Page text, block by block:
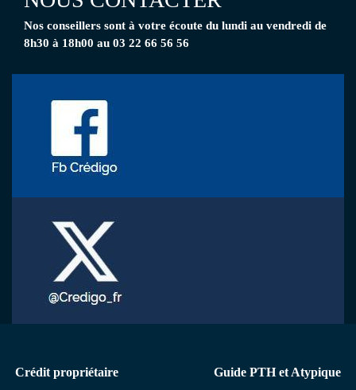
Nos conseillers sont à votre écoute du lundi au vendredi de
8h30 à 18h00 au 03 22 66 56 56
Menu
Crédit propriétaire Guide PTH et Atypique